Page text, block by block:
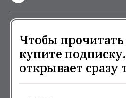
Чтобы
купите
открывает сразу